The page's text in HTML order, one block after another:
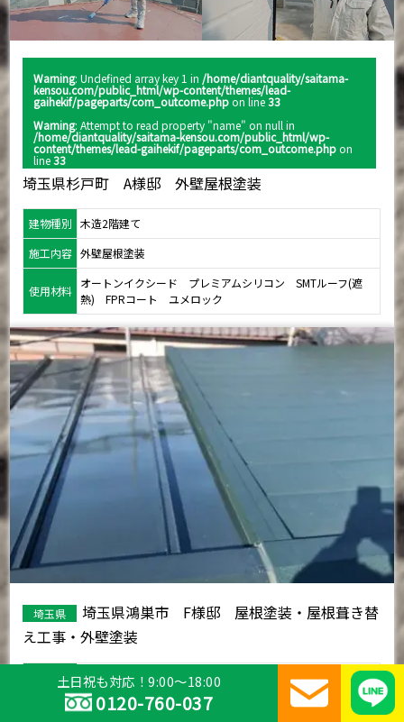
Warning : Undefined array key 1 in /home/diantquality/saitama-
kensou.com/public_html/wp-content/themes/lead-
gaihekif/pageparts/com_outcome.phpon line33
Warning : Attempt to read property "name" on null in
/home/diantquality/saitama-kensou.com/public_html/wp-
content/themes/lead-gaihekif/pageparts/com_outcome.phpon
line33
埼玉県杉戸町 A様邸 外壁屋根塗装
建物種別
木造2階建て
施工内容 外壁屋根塗装
使用材料
オートンイクシード プレミアムシリコン SMTルーフ(遮
熱) FPRコート ユメロック
埼玉県
埼玉県鴻巣市 F様邸 屋根塗装・屋根葺き替
え工事・外壁塗装
建物種別
施工内容
土日祝も対応！9:00～18:00
0120-760-037